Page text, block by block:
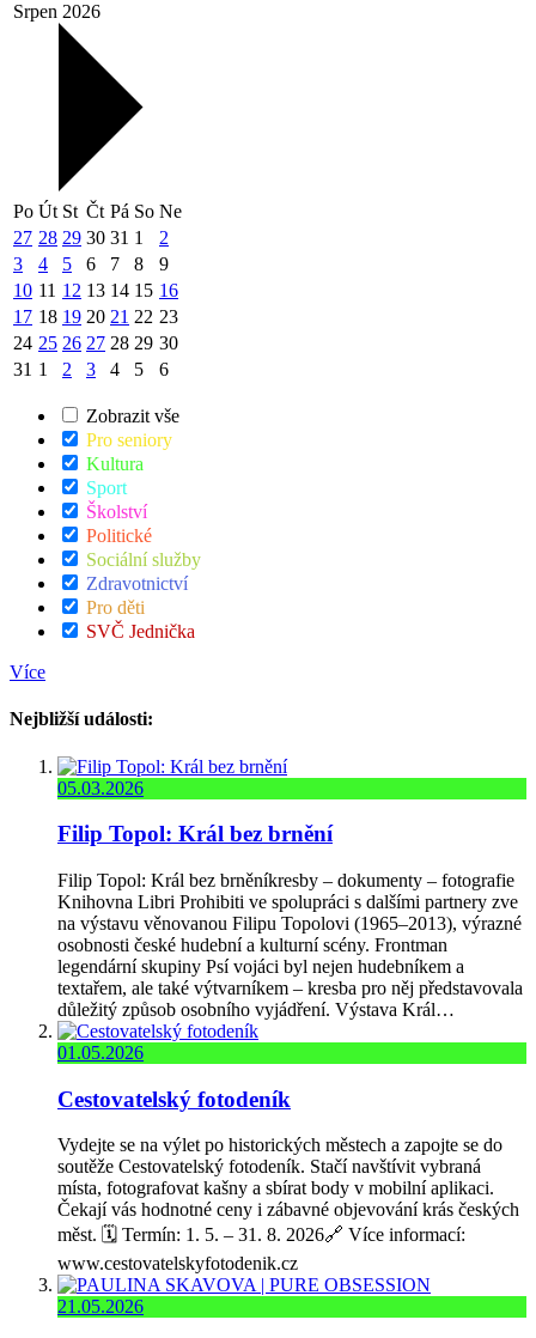
Srpen 2026
Po Út St Čt Pá So Ne
27 28 29 30 31 1
2
3
4 5 6 7 8
9
10 11 12 13 14 15 16
17 18 19 20 21 22 23
24 25 26 27 28 29 30
31 1 2 3 4 5 6
Zobrazit vše
Pro seniory
Kultura
Sport
Školství
Politické
Sociální služby
Zdravotnictví
Pro děti
SVČ Jednička
Více
Nejbližší události:
05.03.2026
Filip Topol: Král bez brnění
Filip Topol: Král bez brněníkresby – dokumenty – fotografie
Knihovna Libri Prohibiti ve spolupráci s dalšími partnery zve
na výstavu věnovanou Filipu Topolovi (1965–2013), výrazné
osobnosti české hudební a kulturní scény. Frontman
legendární skupiny Psí vojáci byl nejen hudebníkem a
textařem, ale také výtvarníkem – kresba pro něj představovala
důležitý způsob osobního vyjádření. Výstava Král…
01.05.2026
Cestovatelský fotodeník
Vydejte se na výlet po historických městech a zapojte se do
soutěže Cestovatelský fotodeník. Stačí navštívit vybraná
místa, fotografovat kašny a sbírat body v mobilní aplikaci.
Čekají vás hodnotné ceny i zábavné objevování krás českých
měst. 🗓️ Termín: 1. 5. – 31. 8. 2026🔗 Více informací:
www.cestovatelskyfotodenik.cz
21.05.2026